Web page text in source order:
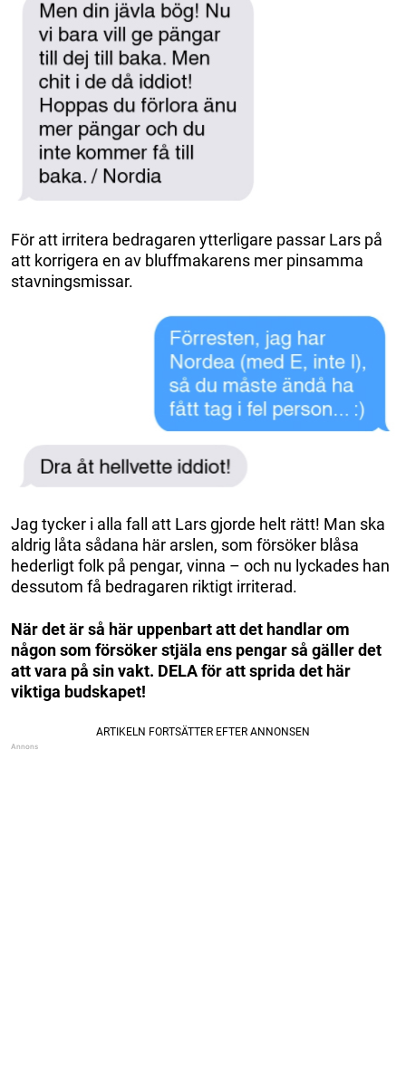
För att irritera bedragaren ytterligare passar Lars på
att korrigera en av bluffmakarens mer pinsamma
stavningsmissar.
Jag tycker i alla fall att Lars gjorde helt rätt! Man ska
aldrig låta sådana här arslen, som försöker blåsa
hederligt folk på pengar, vinna – och nu lyckades han
dessutom få bedragaren riktigt irriterad.
När det är så här uppenbart att det handlar om
någon som försöker stjäla ens pengar så gäller det
att vara på sin vakt. DELA för att sprida det här
viktiga budskapet!